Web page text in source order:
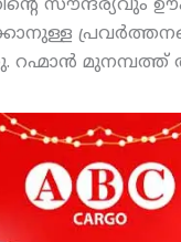
റഹ്മാന്‍ മുനമ്പത്ത്